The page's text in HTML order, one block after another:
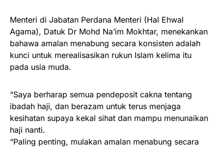
Menteri di Jabatan Perdana Menteri (Hal Ehwal
Agama), Datuk Dr Mohd Na’im Mokhtar, menekankan
bahawa amalan menabung secara konsisten adalah
kunci untuk merealisasikan rukun Islam kelima itu
pada usia muda.
“Saya berharap semua pendeposit cakna tentang
ibadah haji, dan berazam untuk terus menjaga
kesihatan supaya kekal sihat dan mampu menunaikan
haji nanti.
“Paling penting, mulakan amalan menabung secara